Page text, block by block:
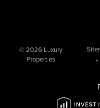
© 2026 Luxury
Properties